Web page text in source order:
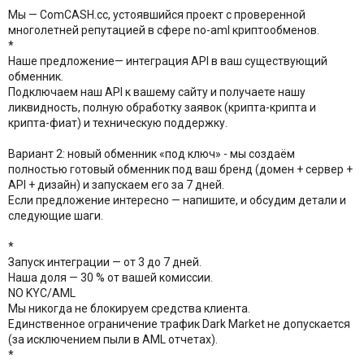
Мы — ComCASH.cc, устоявшийся проект с проверенной
многолетней репутацией в сфере no-aml криптообменов.
*
Наше предложение— интеграция API в ваш существующий
обменник.
Подключаем наш API к вашему сайту и получаете нашу
ликвидность, полную обработку заявок (крипта-крипта и
крипта-фиат) и техническую поддержку.
Вариант 2: новый обменник «под ключ» - мы создаём
полностью готовый обменник под ваш бренд (домен + сервер +
API + дизайн) и запускаем его за 7 дней.
Если предложение интересно — напишите, и обсудим детали и
следующие шаги.
*
Запуск интеграции — от 3 до 7 дней.
Наша доля — 30 % от вашей комиссии.
NO KYC/AML
Мы никогда не блокируем средства клиента.
Единственное ограничение трафик Dark Market не допускается
(за исключением пыли в AML отчетах).
*